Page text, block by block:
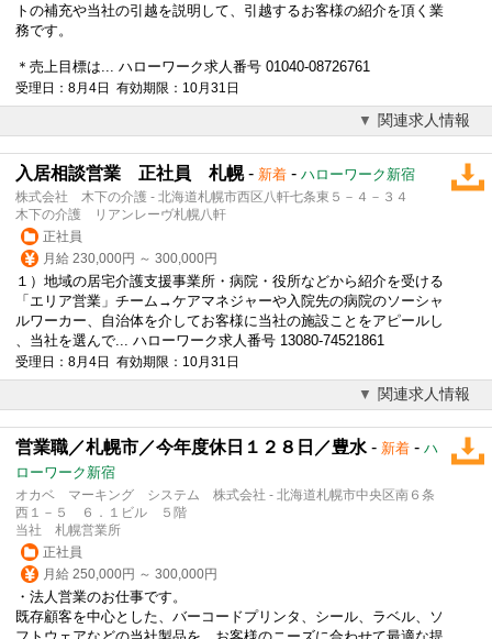
トの補充や当社の引越を説明して、引越するお客様の紹介を頂く業
務です。
＊売上目標は... ハローワーク求人番号 01040-08726761
受理日：8月4日 有効期限：10月31日
関連求人情報
入居相談営業 正社員 札幌- 新着 - ハローワーク新宿
株式会社 木下の介護 - 北海道札幌市西区八軒七条東５－４－３４
木下の介護 リアンレーヴ札幌八軒
正社員
月給 230,000円 ～ 300,000円
１）地域の居宅介護支援事業所・病院・役所などから紹介を受ける
「エリア営業」チーム→ケアマネジャーや入院先の病院のソーシャ
ルワーカー、自治体を介してお客様に当社の施設ことをアピールし
、当社を選んで... ハローワーク求人番号 13080-74521861
受理日：8月4日 有効期限：10月31日
関連求人情報
営業職／札幌市／今年度休日１２８日／豊水 - 新着 - ハ
ローワーク新宿
オカベ マーキング システム 株式会社 - 北海道札幌市中央区南６条
西１－５ ６．１ビル ５階
当社 札幌営業所
正社員
月給 250,000円 ～ 300,000円
・ 法人営業のお仕事です。
既存顧客を中心とした、バーコードプリンタ、シール、ラベル、ソ